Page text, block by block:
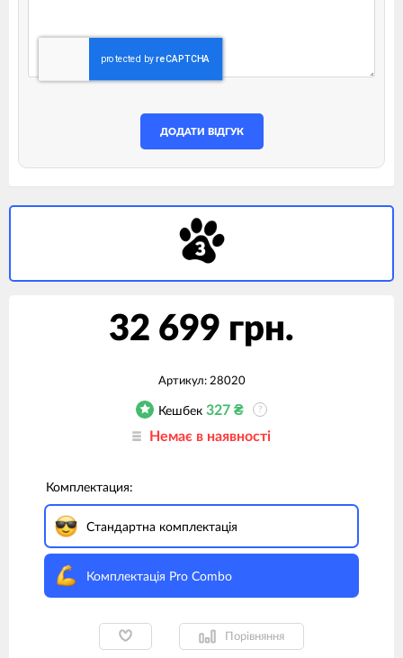
ДОДАТИ ВІДГУК
32 699 грн.
Артикул: 28020
Кешбек 327 ₴ ?
Немає в наявності
Комплектация:
Стандартна комплектація
Комплектація Pro Combo
Порівняння